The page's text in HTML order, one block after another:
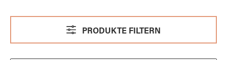
PRODUKTE FILTERN